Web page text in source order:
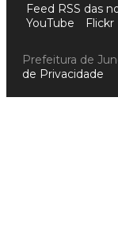
Feed RSS das
YouTube
Flickr
Prefeitura de
de Privacidade